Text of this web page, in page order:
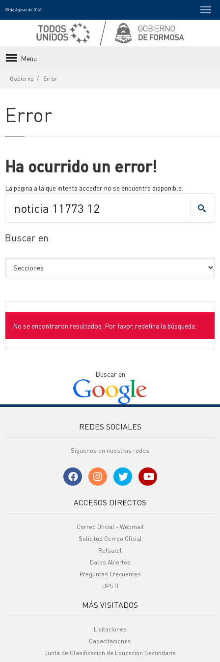
08 de Agosto de 2026
Menu
Gobierno Error
Error
Ha ocurrido un error!
La página a la que intenta acceder no se encuentra disponible.
Buscar en
No se encontraron resultados. Por favor, redefina la búsqueda.
Buscar en
REDES SOCIALES
Síguenos en nuestras redes
ACCESOS DIRECTOS
Correo Oficial - Webmail
Solicitud Correo Oficial
Refsatel
Datos Abiertos
Preguntas Frecuentes
UPSTI
MÁS VISITADOS
Licitaciones
Capacitaciones
Junta de Clasificación de Educación Secundaria